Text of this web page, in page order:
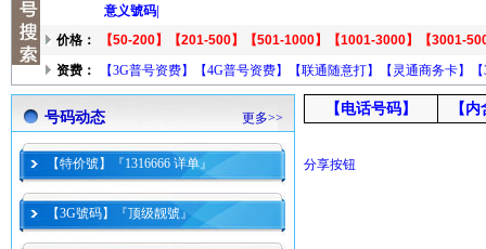
意义號码|
价格：
【50-200】 【201-500】 【501-1000】 【1001-3000】
【3001-
资费：
【3G普号资费】 【4G普号资费】 【联通随意打】 【灵通商务卡】
号码动态 更多>>
【特价號】『1316666 详单』
【3G號码】『顶级靓號』
【电话号码】 【
分享按钮